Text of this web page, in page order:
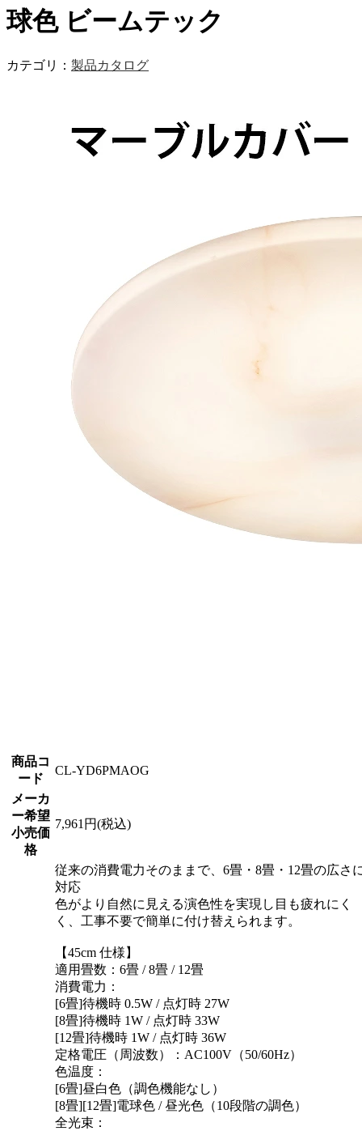
球色 ビームテック
カテゴリ： 製品カタログ
商品コ
ード
CL-YD6PMAOG
メーカ
ー希望
小売価
格
7,961円(税込)
従来の消費電力そのままで、6畳・8畳・12畳の広さ
対応
色がより自然に見える演色性を実現し目も疲れにく
く、工事不要で簡単に付け替えられます。
【45cm 仕様】
適用畳数：6畳 / 8畳 / 12畳
消費電力：
[6畳]待機時 0.5W / 点灯時 27W
[8畳]待機時 1W / 点灯時 33W
[12畳]待機時 1W / 点灯時 36W
定格電圧（周波数）：AC100V（50/60Hz）
色温度：
[6畳]昼白色（調色機能なし）
[8畳][12畳]電球色 / 昼光色（10段階の調色）
全光束：